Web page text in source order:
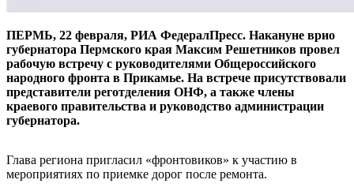
ПЕРМЬ, 22 февраля, РИА ФедералПресс. Накануне врио
губернатора Пермского края Максим Решетников провел
рабочую встречу с руководителями Общероссийского
народного фронта в Прикамье. На встрече присутствовали
представители реготделения ОНФ, а также члены
краевого правительства и руководство администрации
губернатора.
Глава региона пригласил «фронтовиков» к участию в
мероприятиях по приемке дорог после ремонта.